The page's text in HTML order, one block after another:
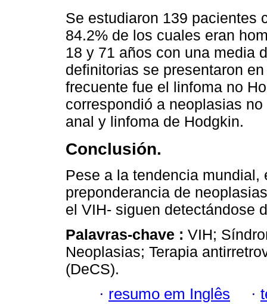
Se estudiaron 139 pacientes
84.2% de los cuales eran
18 y 71 años con una media
definitorias se presentaron
frecuente fue el linfoma no
correspondió a neoplasias
anal y linfoma de Hodgkin.
Conclusión.
Pese a la tendencia
preponderancia de
el VIH- siguen detectándose
Palavras-chave : VIH;
Neoplasias; Terapia
(DeCS).
· resumo em Inglês ·